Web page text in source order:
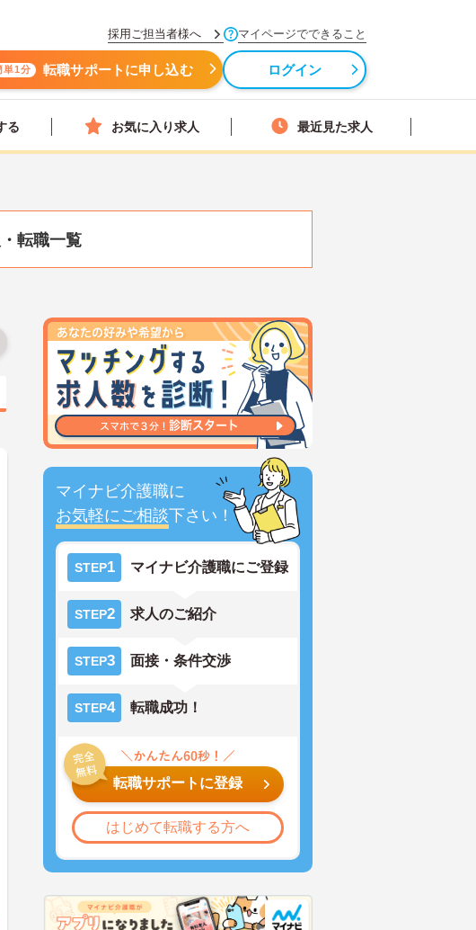
採用ご担当者様へ マイページでできること
単1分 転職サポートに申し込む ログイン
る お気に入り求人 最近見た求人
転職一覧
マイナビ介護職に
お気軽にご相談下さい！
STEP1 マイナビ介護職にご登録
STEP2 求人のご紹介
STEP3 面接・条件交渉
STEP4 転職成功！
転職サポートに登録
はじめて転職する方へ